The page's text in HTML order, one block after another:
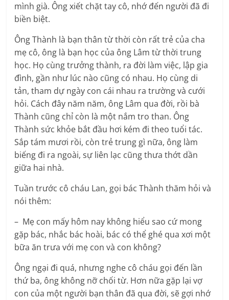
mình già. Ông xiết chặt tay cô, nhớ đến người đã đi
biền biệt.
Ông Thành là bạn thân từ thời còn rất trẻ của cha
mẹ cô, ông là bạn học của ông Lâm từ thời trung
học. Họ cùng trưởng thành, ra đời làm việc, lập gia
đình, gần như lúc nào cũng có nhau. Họ cùng di
tản, tham dự ngày con cái nhau ra trường và cưới
hỏi. Cách đây năm năm, ông Lâm qua đời, rồi bà
Thành cũng chỉ còn là một nắm tro than. Ông
Thành sức khỏe bắt đầu hơi kém đi theo tuổi tác.
Sắp tám mươi rồi, còn trẻ trung gì nữa, ông làm
biếng đi ra ngoài, sự liên lạc cũng thưa thớt dần
giữa hai nhà.
Tuần trước cô cháu Lan, gọi bác Thành thăm hỏi và
nói thêm:
– Mẹ con mấy hôm nay không hiểu sao cứ mong
gặp bác, nhắc bác hoài, bác có thể ghé qua xơi một
bữa ăn trưa với mẹ con và con không?
Ông ngại đi quá, nhưng nghe cô cháu gọi đến lần
thứ ba, ông không nỡ chối từ. Hơn nữa gặp lại vợ
con của một người bạn thân đã qua đời, sẽ gợi nhớ